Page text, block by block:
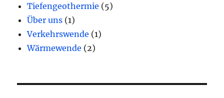
Tiefengeothermie (5)
Über uns (1)
Verkehrswende (1)
Wärmewende (2)